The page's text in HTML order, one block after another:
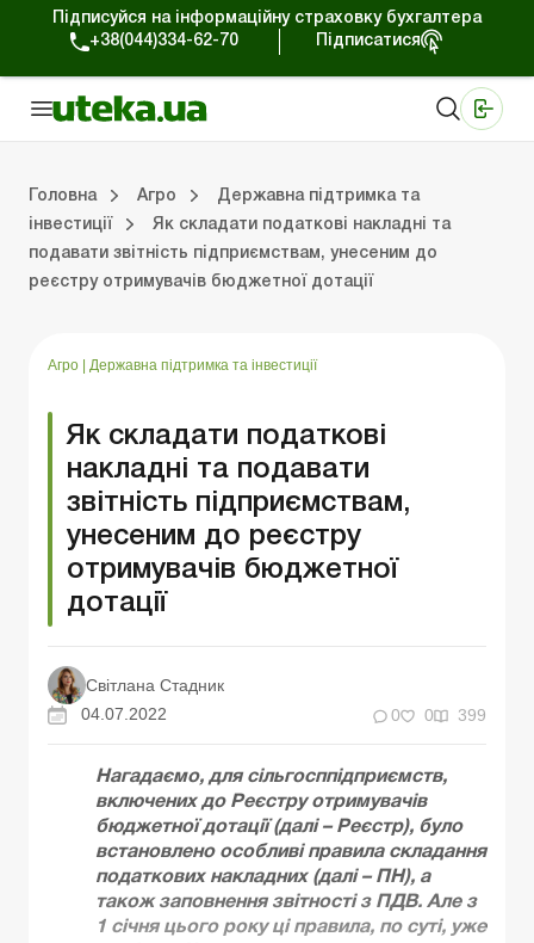
Підписуйся на інформаційну страховку бухгалтера
+38(044)334-62-70
Підписатися
Головна Агро
Державна підтримка та
інвестиції
Як складати податкові накладні та
подавати звітність підприємствам, унесеним до
реєстру отримувачів бюджетної дотації
Агро Державна підтримка та інвестиції
Як складати податкові
накладні та подавати
звітність підприємствам,
унесеним до реєстру
отримувачів бюджетної
дотації
Світлана Стадник
04.07.2022
0 0 399
Нагадаємо, для сільгосппідприємств,
включених до Реєстру отримувачів
бюджетної дотації (далі – Реєстр), було
встановлено особливі правила складання
податкових накладних (далі – ПН), а
також заповнення звітності з ПДВ. Але з
1 січня цього року ці правила, по суті, уже